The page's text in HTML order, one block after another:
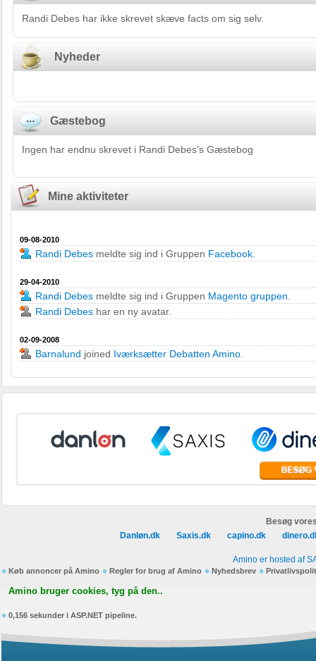
Randi Debes har ikke skrevet skæve facts om sig selv.
Nyheder
Gæstebog
Ingen har endnu skrevet i Randi Debes's Gæstebog
Mine aktiviteter
09-08-2010
Randi Debes meldte sig ind i Gruppen Facebook
29-04-2010
Randi Debes meldte sig ind i Gruppen Magento gruppen
Randi Debes har en ny avatar.
02-09-2008
Barnalund joined Iværksætter Debatten Amino
Besøg
Danløn.dk
Saxis.dk capino.dk
Amino er hosted af
Køb annoncer på Amino Regler for brug af Amino Nyhedsbrev
Amino bruger cookies, tyg på den..
0,156 sekunder i ASP.NET pipeline.